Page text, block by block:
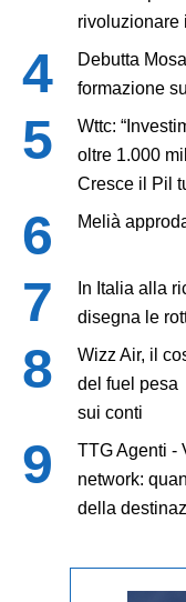
rivoluzionare
Debutta
formazione
Wttc:
oltre 1.000
Cresce il Pil
Melià
In Italia alla
disegna le
Wizz Air, il
del fuel pesa
sui conti
TTG Agenti -
network:
della